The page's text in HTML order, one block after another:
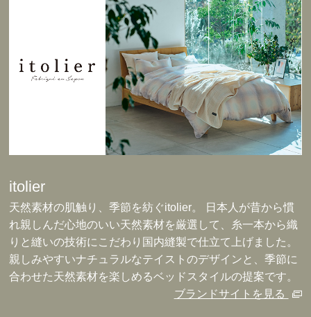
itolier
天然素材の肌触り、季節を紡ぐitolier。 日本人が昔から慣
れ親しんだ心地のいい天然素材を厳選して、糸一本から織
りと縫いの技術にこだわり国内縫製で仕立て上げました。
親しみやすいナチュラルなテイストのデザインと、季節に
合わせた天然素材を楽しめるベッドスタイルの提案です。
ブランドサイトを見る